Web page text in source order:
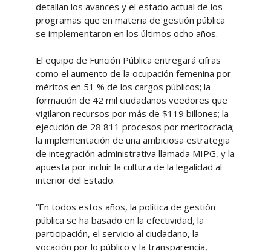
detallan los avances y el estado actual de los
programas que en materia de gestión pública
se implementaron en los últimos ocho años.
El equipo de Función Pública entregará cifras
como el aumento de la ocupación femenina por
méritos en 51 % de los cargos públicos; la
formación de 42 mil ciudadanos veedores que
vigilaron recursos por más de $119 billones; la
ejecución de 28 811 procesos por meritocracia;
la implementación de una ambiciosa estrategia
de integración administrativa llamada MIPG, y la
apuesta por incluir la cultura de la legalidad al
interior del Estado.
“En todos estos años, la política de gestión
pública se ha basado en la efectividad, la
participación, el servicio al ciudadano, la
vocación por lo público y la transparencia,